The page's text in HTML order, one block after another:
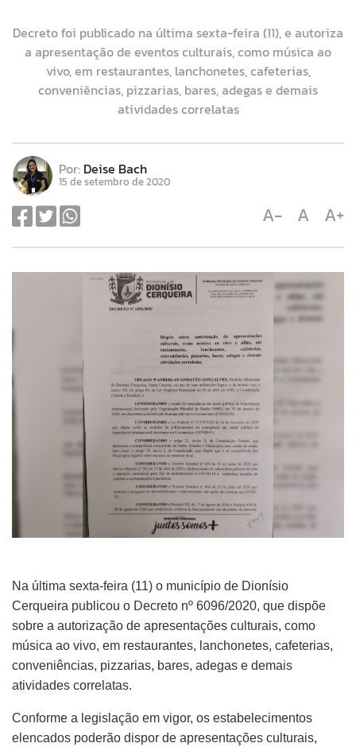
Decreto foi publicado na última sexta-feira (11), e autoriza
a apresentação de eventos culturais, como música ao
vivo, em restaurantes, lanchonetes, cafeterias,
conveniências, pizzarias, bares, adegas e demais
atividades correlatas
Por: Deise Bach
15 de setembro de 2020
A- A A+
Na última sexta-feira (11) o município de Dionísio
Cerqueira publicou o Decreto nº 6096/2020, que dispõe
sobre a autorização de apresentações culturais, como
música ao vivo, em restaurantes, lanchonetes, cafeterias,
conveniências, pizzarias, bares, adegas e demais
atividades correlatas.
Conforme a legislação em vigor, os estabelecimentos
elencados poderão dispor de apresentações culturais,